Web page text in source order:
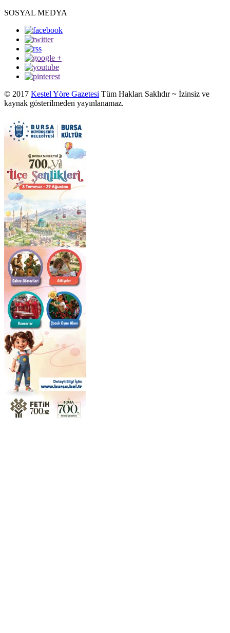
SOSYAL MEDYA
© 2017 Kestel Yöre Gazetesi Tüm Hakları Saklıdır ~ İzinsiz ve
kaynak gösterilmeden yayınlanamaz.